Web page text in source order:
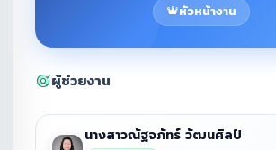
หัวหน้างาน
ผู้ช่วยงาน
นางสาวณัฐจภัทร์ วัฒนศิลป์